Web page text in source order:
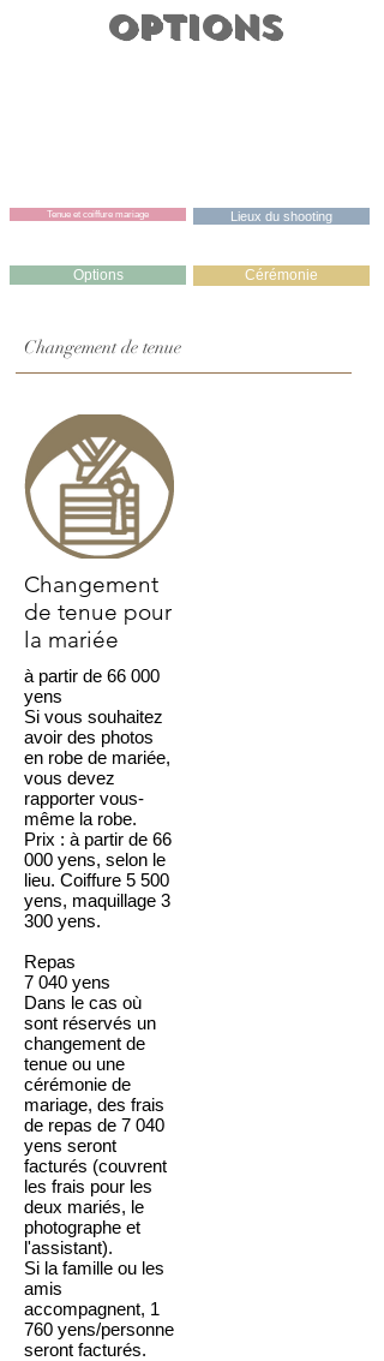
Options
Tenue et coiffure mariage Lieux du shooting
Options Cérémonie
Changement de tenue
Changement
de tenue pour
la mariée
à partir de 66 000
yens
Si vous souhaitez
avoir des photos
en robe de mariée,
vous devez
rapporter vous-
même la robe.
Prix : à partir de 66
000 yens, selon le
lieu. Coiffure 5 500
yens, maquillage 3
300 yens.
Repas
7 040 yens
Dans le cas où
sont réservés un
changement de
tenue ou une
cérémonie de
mariage, des frais
de repas de 7 040
yens seront
facturés (couvrent
les frais pour les
deux mariés, le
photographe et
l'assistant).
Si la famille ou les
amis
accompagnent, 1
760 yens/personne
seront facturés.